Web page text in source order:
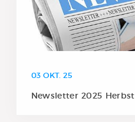
03 OKT. 25
Newsletter 2025 Herbst